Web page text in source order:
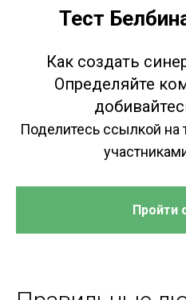
Тест
Как создать
Определяйте
Поделитесь ссылкой на
Пройти